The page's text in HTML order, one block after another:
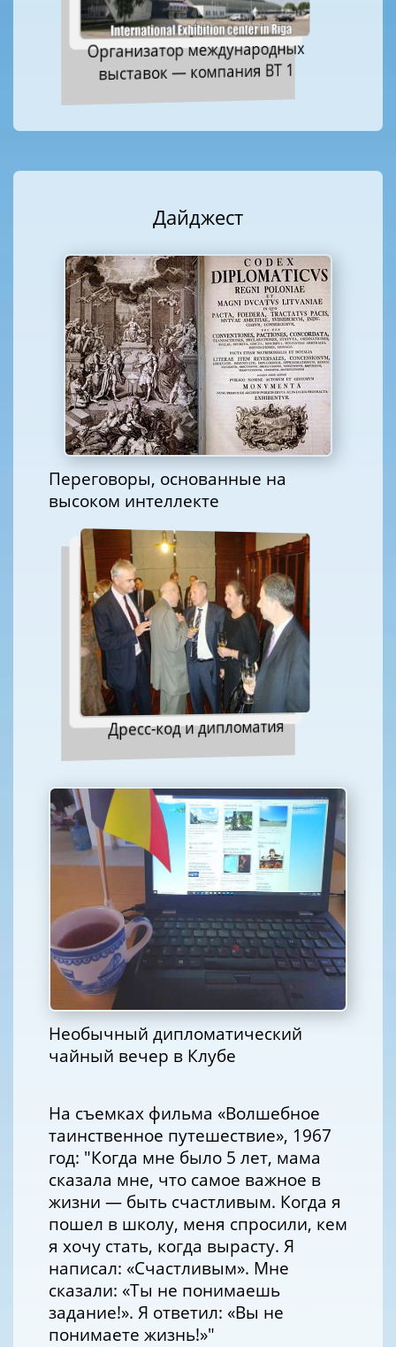
Организатор международных
выставок — компания ВТ 1
Дайджест
Переговоры, основанные на
высоком интеллекте
Дресс-код и дипломатия
Необычный дипломатический
чайный вечер в Клубе
На съемках фильма «Волшебное
таинственное путешествие», 1967
год: "Когда мне было 5 лет, мама
сказала мне, что самое важное в
жизни — быть счастливым. Когда я
пошел в школу, меня спросили, кем
я хочу стать, когда вырасту. Я
написал: «Счастливым». Мне
сказали: «Ты не понимаешь
задание!». Я ответил: «Вы не
понимаете жизнь!»"